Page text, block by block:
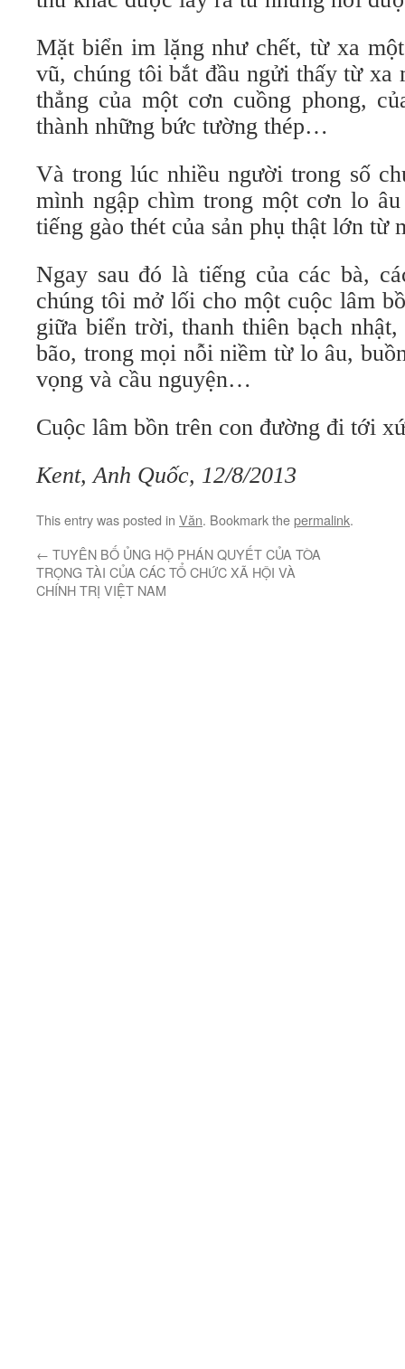
Mặt biển im lặng như chết, từ xa
vũ, chúng tôi bắt đầu ngửi thấy từ xa
thẳng của một cơn cuồng phong,
thành những bức tường thép…
Và trong lúc nhiều người trong số
mình ngập chìm trong một cơn lo
tiếng gào thét của sản phụ thật lớn
Ngay sau đó là tiếng của các bà,
chúng tôi mở lối cho một cuộc lâm
giữa biển trời, thanh thiên bạch
bão, trong mọi nỗi niềm từ lo âu,
vọng và cầu nguyện…
Cuộc lâm bồn trên con đường đi tới
Kent, Anh Quốc, 12/8/2013
This entry was posted in Văn. Bookmark thepermalink.
← TUYÊN BỐ ỦNG HỘ PHÁN QUYẾT CỦA TÒA
TRỌNG TÀI CỦA CÁC TỔ CHỨC XÃ HỘI VÀ
CHÍNH TRỊ VIỆT NAM